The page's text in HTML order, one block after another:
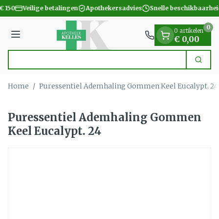
Ga naar de inhoud
1 van 1
150 Veilige betalingen Apothekersadvies Snelle
Menu
Zoek
0 artikelen
€ 0,00
0
Home / Puressentiel Ademhaling Gommen Keel Eucalypt. 24
Puressentiel Ademhaling Gommen
Keel Eucalypt. 24